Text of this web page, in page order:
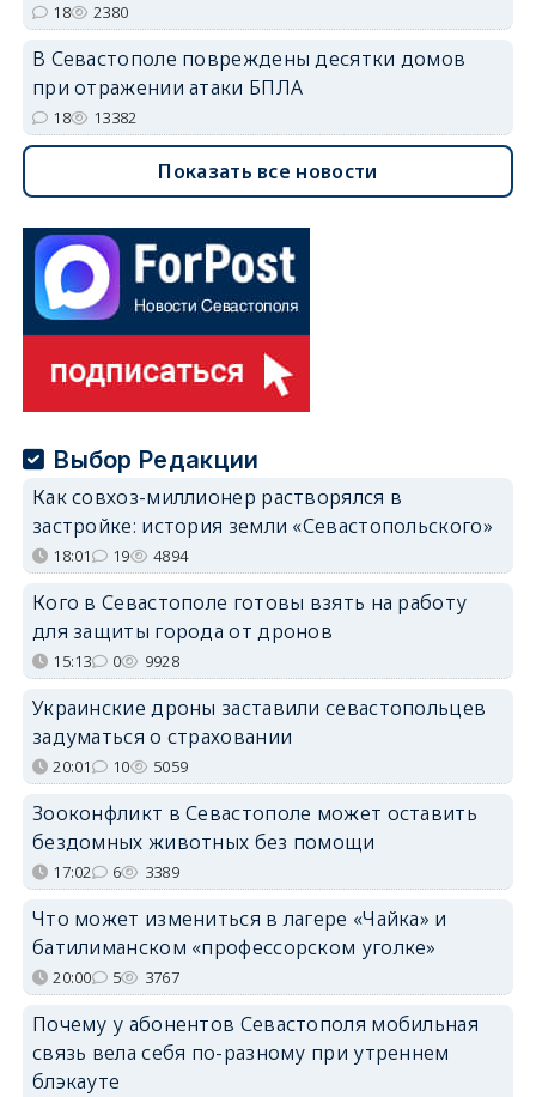
18 2380
В Севастополе повреждены десятки домов
при отражении атаки БПЛА
18 13382
Показать все новости
Выбор Редакции
Как совхоз-миллионер растворялся в
застройке: история земли «Севастопольского»
18:01 19 4894
Кого в Севастополе готовы взять на работу
для защиты города от дронов
15:13 0 9928
Украинские дроны заставили севастопольцев
задуматься о страховании
20:01 10 5059
Зооконфликт в Севастополе может оставить
бездомных животных без помощи
17:02 6 3389
Что может измениться в лагере «Чайка» и
батилиманском «профессорском уголке»
20:00 5 3767
Почему у абонентов Севастополя мобильная
связь вела себя по-разному при утреннем
блэкауте